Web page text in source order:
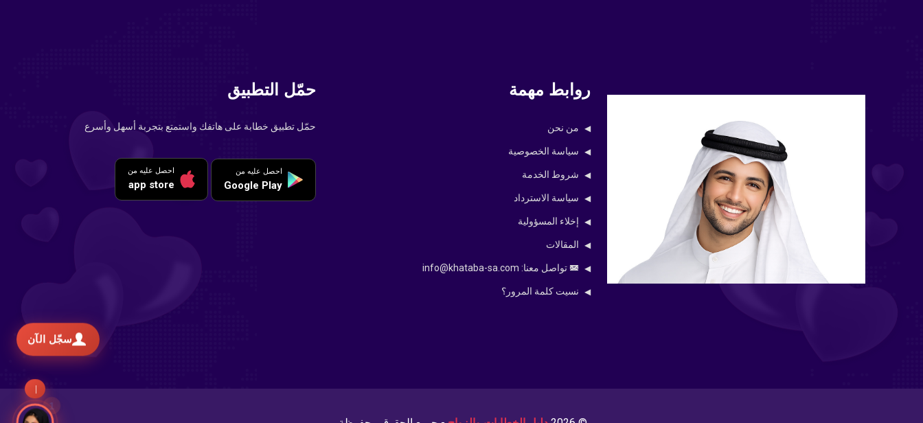
روابط مهمة
من نحن
سياسة الخصوصية
شروط الخدمة
سياسة الاسترداد
إخلاء المسؤولية
المقالات
تواصل معنا: info@khataba-sa.com
نسيت كلمة المرور؟
حمّل التطبيق
حمّل تطبيق خطابة على هاتفك واستمتع بتجربة أسهل وأسرع
احصل عليه من
Google Play
احصل عليه من
app store
1
سجّل الآن